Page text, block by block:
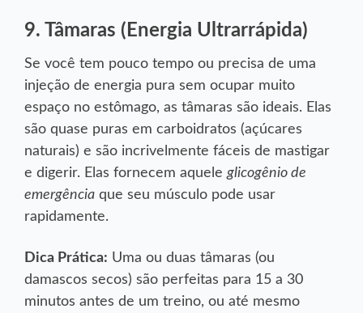
9. Tâmaras (Energia Ultrarrápida)
Se você tem pouco tempo ou precisa de uma
injeção de energia pura sem ocupar muito
espaço no estômago, as tâmaras são ideais. Elas
são quase puras em carboidratos (açúcares
naturais) e são incrivelmente fáceis de mastigar
e digerir. Elas fornecem aqueleglicogênio de
emergência que seu músculo pode usar
rapidamente.
Dica Prática: Uma ou duas tâmaras (ou
damascos secos) são perfeitas para 15 a 30
minutos antes de um treino, ou até mesmo